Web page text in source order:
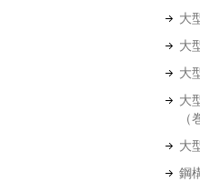
大
大
大
大
（
大
鋼